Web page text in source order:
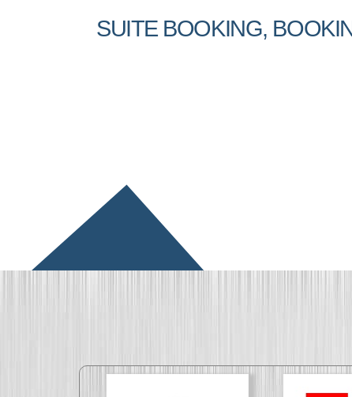
SUITE BOOKING,